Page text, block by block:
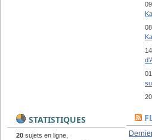
STATISTIQUES
20 sujets en ligne,